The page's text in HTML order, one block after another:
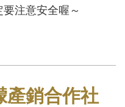
注意安全喔～
產銷合作社